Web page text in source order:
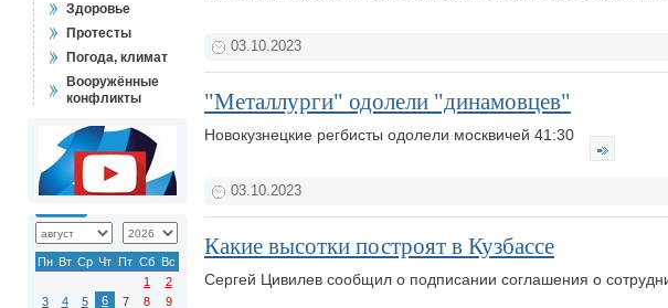
Здоровье
Протесты
Погода, климат
Вооружённые
конфликты
Пн Вт Ср Чт Пт Сб Вс
1
2
3
4 5 6 7 8
9
03.10.2023
"Металлурги" одолели "динамовцев"
Новокузнецкие регбисты одолели москвичей 41:30
03.10.2023
Какие высотки построят в Кузбассе
Сергей Цивилев сообщил о подписании соглашения о